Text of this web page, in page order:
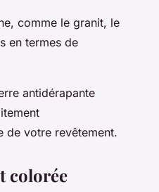
comme le granit, le
en termes de
antidérapante
de votre revêtement.
colorée